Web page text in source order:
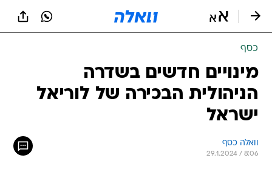
כסף
מינויים חדשים בשדרה
הניהולית הבכירה של לוריאל
ישראל
וואלה כסף
29.1.2024 / 8:06